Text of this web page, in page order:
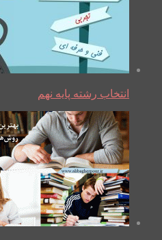
انتخاب رشته پایه نهم